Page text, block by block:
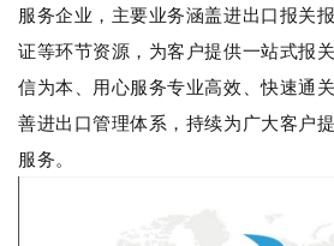
服务企业，主要业务涵盖进出口报关
证等环节资源，为客户提供一站式报
信为本、用心服务专业高效、快速通
善进出口管理体系，持续为广大客户
服务。